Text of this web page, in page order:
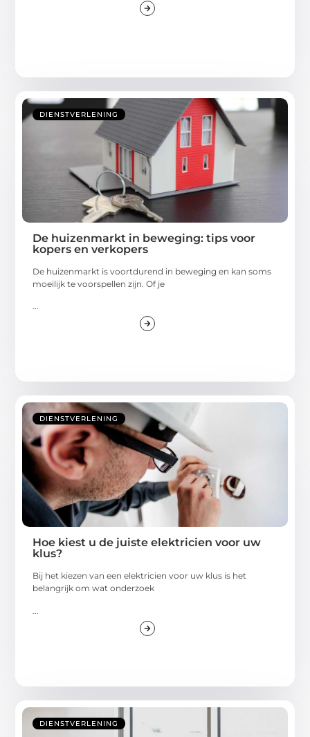
DIENSTVERLENING
De huizenmarkt in beweging: tips voor
kopers en verkopers
De huizenmarkt is voortdurend in beweging en kan soms
moeilijk te voorspellen zijn. Of je
...
DIENSTVERLENING
Hoe kiest u de juiste elektricien voor uw
klus?
Bij het kiezen van een elektricien voor uw klus is het
belangrijk om wat onderzoek
DIENSTVERLENING